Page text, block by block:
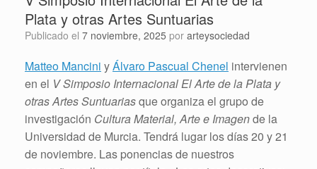
Plata y otras Artes Suntuarias
Publicado el 7 noviembre, 2025 por arteysociedad
Matteo Mancini yÁlvaro Pascual Chenel intervienen
en el V Simposio Internacional El Arte de la Plata y
otras Artes Suntuariasque organiza el grupo de
investigación Cultura Material, Arte e Imagende la
Universidad de Murcia. Tendrá lugar los días 20 y 21
de noviembre. Las ponencias de nuestros